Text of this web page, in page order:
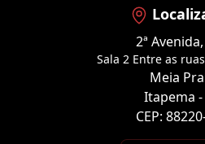
2ª
Sala 2 Entre as
Meia
Itapema -
CEP: